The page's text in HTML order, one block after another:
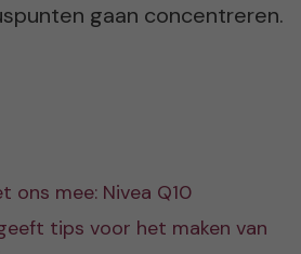
gaan concentreren.
ons mee: Nivea Q10
tips voor het maken van